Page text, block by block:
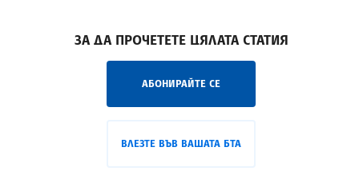
ЗА ДА ПРОЧЕТЕТЕ ЦЯЛАТА СТАТИЯ
АБОНИРАЙТЕ СЕ
ВЛЕЗТЕ ВЪВ ВАШАТА БТА